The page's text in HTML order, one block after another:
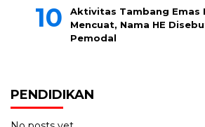
Aktivitas Tambang Emas
Mencuat, Nama HE
Pemodal
PENDIDIKAN